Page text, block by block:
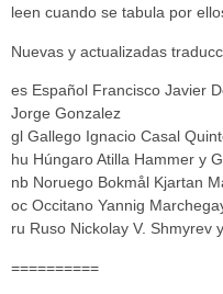
leen cuando se tabula por
Nuevas y actualizadas
es Español Francisco Javier
Jorge Gonzalez
gl Gallego Ignacio Casal
hu Húngaro Atilla Hammer y
nb Noruego Bokmål Kjartan
oc Occitano Yannig
ru Ruso Nickolay V. Shmyrev
==========